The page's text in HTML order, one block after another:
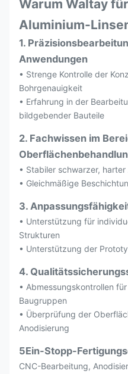
Warum Waltay
Aluminium-
1.
Anwendungen
• Strenge Kontrolle der
Bohrgenauigkeit
• Erfahrung in der
bildgebender Bauteile
2. Fachwissen im
• Stabiler schwarzer,
• Gleichmäßige
3.
• Unterstützung für
Strukturen
• Unterstützung der
4.
• Abmessungskontrollen
Baugruppen
• Überprüfung der
Anodisierung
5Ein-Stopp-
CNC-Bearbeitung,